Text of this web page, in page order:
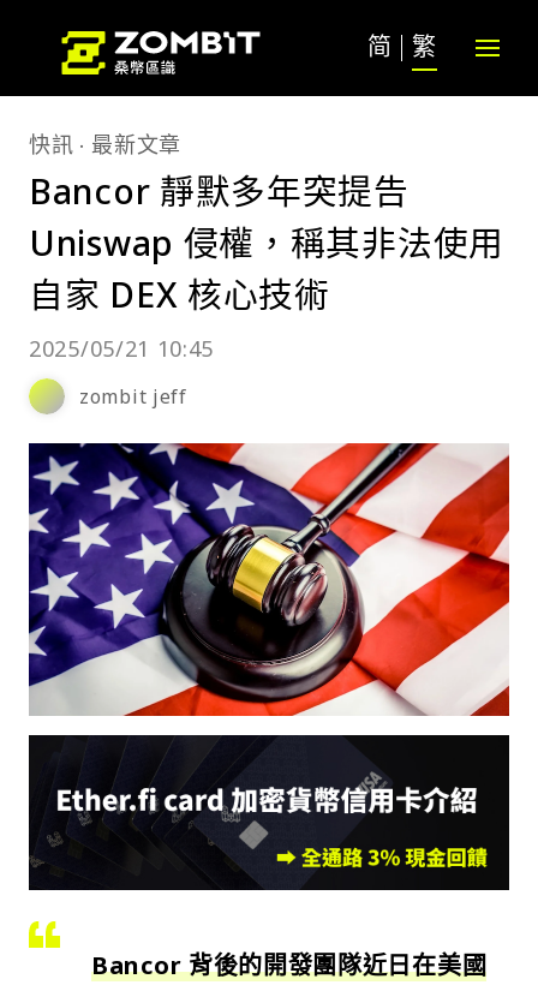
简 繁
快訊 最新文章
Bancor 靜默多年突提告
Uniswap 侵權，稱其非法使用
自家 DEX 核心技術
2025/05/21 10:45
zombit jeff
Bancor 背後的開發團隊近日在美國